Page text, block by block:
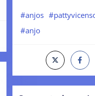
#anjos
#anjo